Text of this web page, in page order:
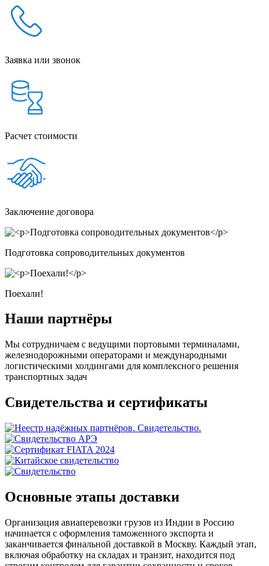
Заявка или звонок
Расчет стоимости
Заключение договора
Подготовка сопроводительных документов
Поехали!
Наши партнёры
Мы сотрудничаем с ведущими портовыми терминалами,
железнодорожными операторами и международными
логистическими холдингами для комплексного решения
транспортных задач
Свидетельства и сертификаты
Основные этапы доставки
Организация авиаперевозки грузов из Индии в Россию
начинается с оформления таможенного экспорта и
заканчивается финальной доставкой в Москву. Каждый этап,
включая обработку на складах и транзит, находится под